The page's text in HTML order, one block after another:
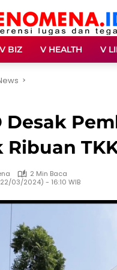
V BIZ V HEALTH V
Desak
2 Min Baca
03/2024) - 16:10 WIB